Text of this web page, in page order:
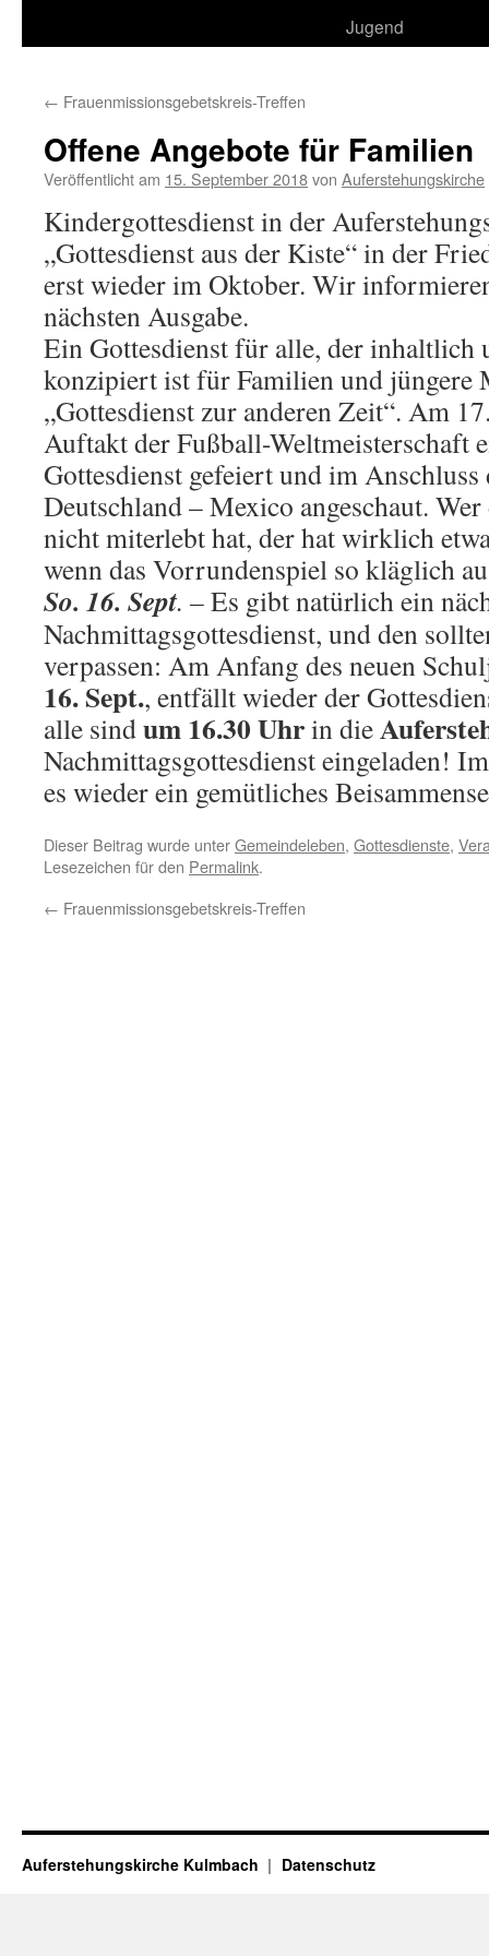
Jugend
← Frauenmissionsgebetskreis-Treffen
Offene Angebote für Familien
Veröffentlicht am 15. September 2018von Auferstehungskirche
Kindergottesdienst in der
„Gottesdienst aus der Kiste“ in der
erst wieder im Oktober. Wir
nächsten Ausgabe.
Ein Gottesdienst für alle, der inhaltlich
konzipiert ist für Familien und jüngere
„Gottesdienst zur anderen Zeit“. Am
Auftakt der Fußball-Weltmeisterschaft
Gottesdienst gefeiert und im
Deutschland – Mexico angeschaut.
nicht miterlebt hat, der hat wirklich
wenn das Vorrundenspiel so kläglich
So. 16. Sept. –Es gibt natürlich ein
Nachmittagsgottesdienst, und den
verpassen: Am Anfang des neuen
16. Sept., entfällt wieder der
alle sindum 16.30 Uhrin die
Nachmittagsgottesdienst eingeladen!
es wieder ein gemütliches
Dieser Beitrag wurde unterGemeindeleben, Gottesdienste,
Lesezeichen für den Permalink.
← Frauenmissionsgebetskreis-Treffen
Auferstehungskirche Kulmbach Datenschutz